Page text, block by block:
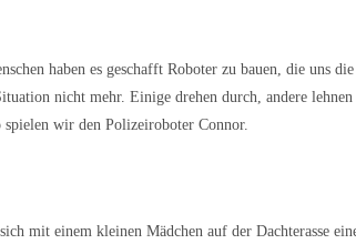
haben es geschafft Roboter zu bauen, die uns
nicht mehr. Einige drehen durch, andere
wir den Polizeiroboter Connor.
mit einem kleinen Mädchen auf der Dachterasse